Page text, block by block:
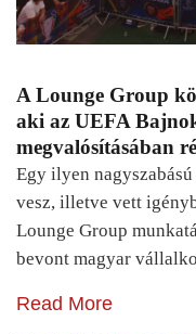
A Lounge Group
aki az UEFA
megvalósításában
Egy ilyen
vesz, illetve vett
Lounge Group
bevont magyar
Read More